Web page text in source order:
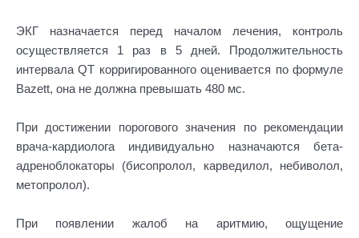
ЭКГ назначается перед началом лечения, контроль
осуществляется 1 раз в 5 дней. Продолжительность
интервала QT корригированного оценивается по формуле
Bazett, она не должна превышать 480 мс.
При достижении порогового значения по рекомендации
врача-кардиолога индивидуально назначаются бета-
адреноблокаторы (бисопролол, карведилол, небиволол,
метопролол).
При появлении жалоб на аритмию, ощущение